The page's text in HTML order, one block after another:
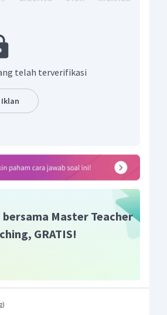
semua keturunannya adalah
telah terverifikasi
Master Teacher
GRATIS!
)